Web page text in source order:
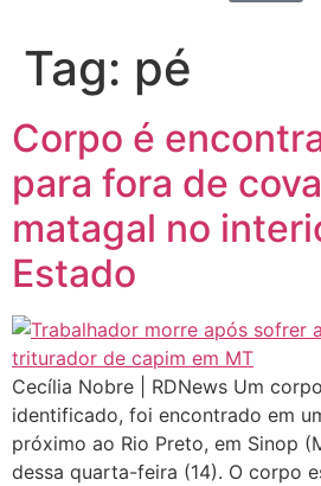
Tag: pé
Corpo é
para fora de
matagal no
Estado
Cecília Nobre | RDNews Um
identificado, foi encontrado em
próximo ao Rio Preto, em Sinop
dessa quarta-feira (14). O corpo